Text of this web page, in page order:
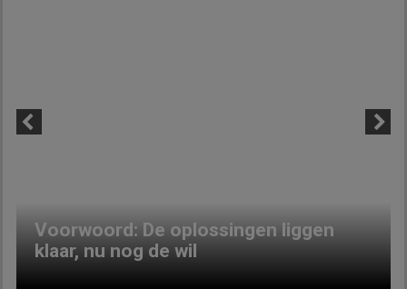
Voorwoord: De oplossingen liggen
klaar, nu nog de wil